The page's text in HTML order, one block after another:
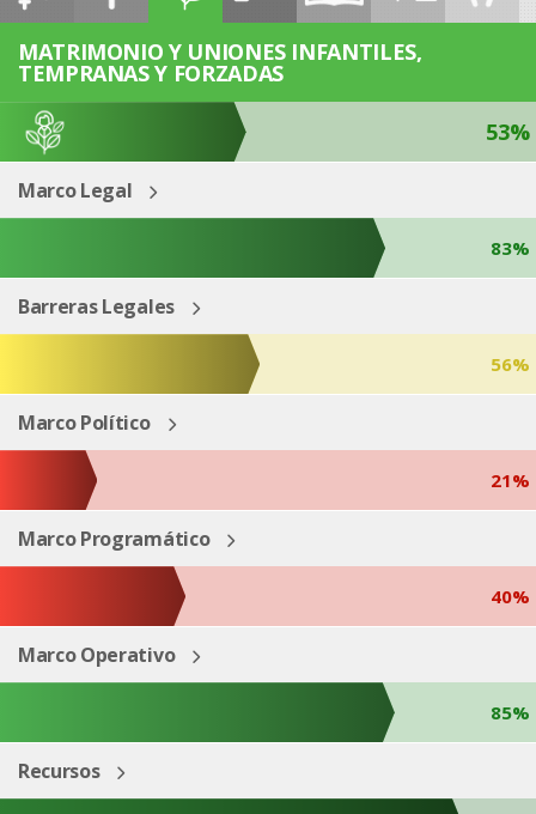
ESP ENG
MATRIMONIO Y UNIONES INFANTILES,
TEMPRANAS Y FORZADAS
53%
Marco Legal
83%
Barreras Legales
56%
Marco Político
21%
Marco Programático
40%
Marco Operativo
85%
Recursos